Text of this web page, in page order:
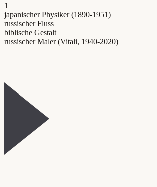
1
japanischer Physiker (1890-1951)
russischer Fluss
biblische Gestalt
russischer Maler (Vitali, 1940-2020)